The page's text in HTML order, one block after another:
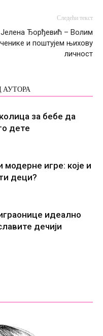
Следећи текст
Јелена Ђорђевић – Волим
и поштујем њихову
личност
АУТОРА
за бебе да
дете
игре: које и
деци?
идеално
дечији